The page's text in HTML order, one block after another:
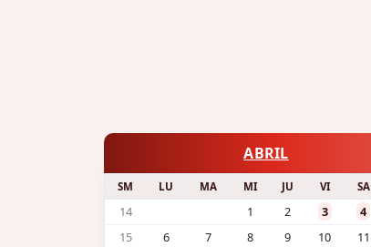
ABRIL
SM LU MA MI JU VI SA
14 1 2 3 4
15
6 7 8 9 10 11